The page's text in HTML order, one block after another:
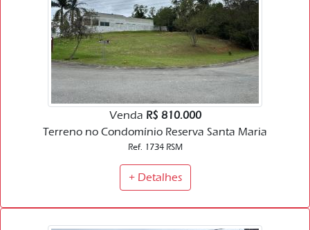
Venda R$ 810.000
Terreno no Condomínio Reserva Santa Maria
Ref. 1734 RSM
+ Detalhes